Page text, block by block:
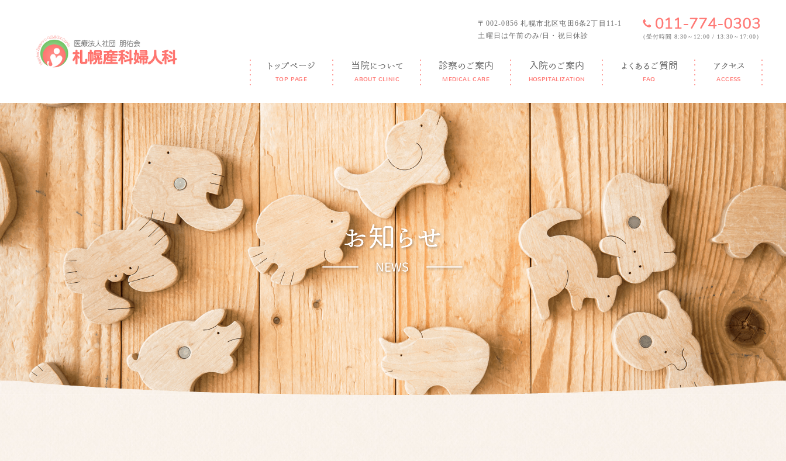
〒002-0856 札幌市北区屯田6条2丁目11-1
土曜日は午前のみ/日・祝日休診
（受付時間 8:30～12:00 / 13:30～17:00）
トップページ
TOP PAGE
当院について
ABOUT CLINIC
GUIDANCE FEATURE
DOCTOR FACILITY
診察のご案内
MEDICAL CARE
入院のご案内
HOSPITALIZATION
よくあるご質問
FAQ
アクセス
ACCESS